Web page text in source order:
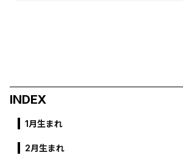
INDEX
1月生まれ
2月生まれ